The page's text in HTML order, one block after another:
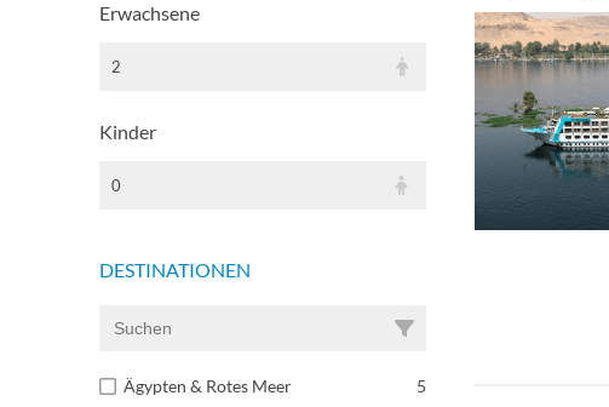
Erwachsene
2
Kinder
0
DESTINATIONEN
Ägypten & Rotes Meer 5